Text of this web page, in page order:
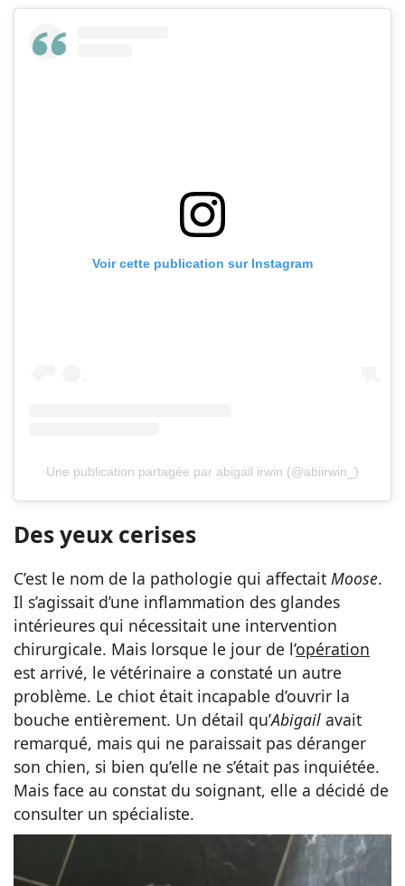
Voir cette publication sur Instagram
Une publication partagée par abigail irwin (@abiirwin_)
Des yeux cerises
C’est le nom de la pathologie qui affectait Moose.
Il s’agissait d’une inflammation des glandes
intérieures qui nécessitait une intervention
chirurgicale. Mais lorsque le jour de l’opération
est arrivé, le vétérinaire a constaté un autre
problème. Le chiot était incapable d’ouvrir la
bouche entièrement. Un détail qu’Abigail avait
remarqué, mais qui ne paraissait pas déranger
son chien, si bien qu’elle ne s’était pas inquiétée.
Mais face au constat du soignant, elle a décidé de
consulter un spécialiste.